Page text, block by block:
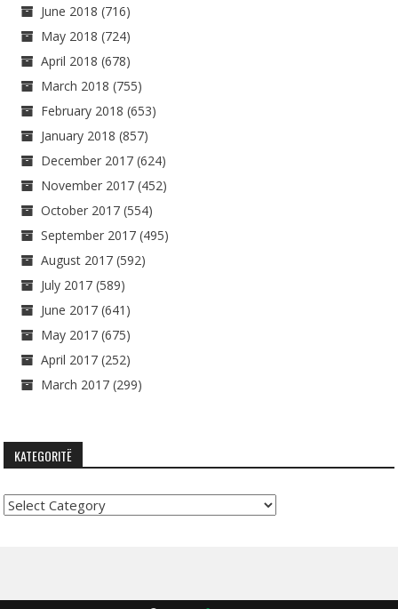
June 2018 (716)
May 2018 (724)
April 2018 (678)
March 2018 (755)
February 2018 (653)
January 2018 (857)
December 2017 (624)
November 2017 (452)
October 2017 (554)
September 2017 (495)
August 2017 (592)
July 2017 (589)
June 2017 (641)
May 2017 (675)
April 2017 (252)
March 2017 (299)
KATEGORITË
Kategoritë